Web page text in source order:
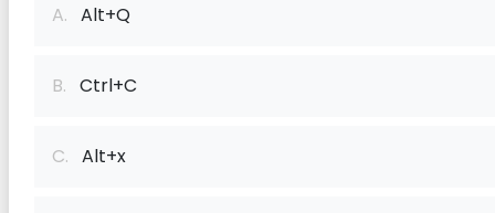
A. Alt+Q
B. Ctrl+C
C. Alt+x